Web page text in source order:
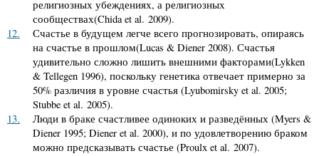
религиозных убеждениях, а религиозных
сообществах(Chida et al. 2009).
12.
Счастье в будущем легче всего прогнозировать, опираясь
на счастье в прошлом(Lucas& Diener 2008). Счастья
удивительно сложно лишить внешними факторами(Lykken
& Tellegen 1996), поскольку генетика отвечает примерно за
50% различия в уровне счастья (Lyubomirsky et al. 2005;
Stubbe et al. 2005).
13.
Люди в браке счастливее одиноких и разведённых (Myers&
Diener 1995; Diener et al. 2000), и по удовлетворению браком
можно предсказывать счастье (Proulx et al. 2007).